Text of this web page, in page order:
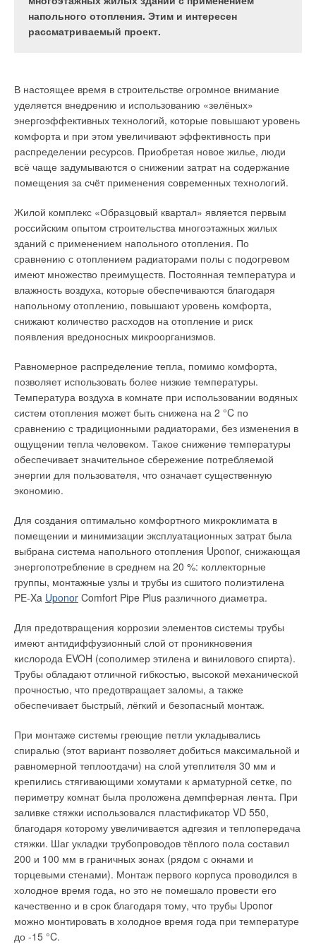
напольного отопления. Этим и интересен
рассматриваемый проект.
В настоящее время в строительстве огромное внимание
уделяется внедрению и использованию «зелёных»
энергоэффективных технологий, которые повышают уровень
комфорта и при этом увеличивают эффективность при
распределении ресурсов. Приобретая новое жилье, люди
всё чаще задумываются о снижении затрат на содержание
помещения за счёт применения современных технологий.
Жилой комплекс «Образцовый квартал» является первым
российским опытом строительства многоэтажных жилых
зданий с применением напольного отопления. По
сравнению с отоплением радиаторами полы с подогревом
имеют множество преимуществ. Постоянная температура и
влажность воздуха, которые обеспечиваются благодаря
напольному отоплению, повышают уровень комфорта,
снижают количество расходов на отопление и риск
появления вредоносных микроорганизмов.
Равномерное распределение тепла, помимо комфорта,
позволяет использовать более низкие температуры.
Температура воздуха в комнате при использовании водяных
систем отопления может быть снижена на 2 °C по
сравнению с традиционными радиаторами, без изменения в
ощущении тепла человеком. Такое снижение температуры
обеспечивает значительное сбережение потребляемой
энергии для пользователя, что означает существенную
экономию.
Для создания оптимально комфортного микроклимата в
помещении и минимизации эксплуатационных затрат была
выбрана система напольного отопления Uponor, снижающая
энергопотребление в среднем на 20 %: коллекторные
группы, монтажные узлы и трубы из сшитого полиэтилена
PE-Xa Uponor Comfort Pipe Plus различного диаметра.
Для предотвращения коррозии элементов системы трубы
имеют антидиффузионный слой от проникновения
кислорода EVOH (сополимер этилена и винилового спирта).
Трубы обладают отличной гибкостью, высокой механической
прочностью, что предотвращает заломы, а также
обеспечивает быстрый, лёгкий и безопасный монтаж.
При монтаже системы греющие петли укладывались
спиралью (этот вариант позволяет добиться максимальной и
равномерной теплоотдачи) на слой утеплителя 30 мм и
крепились стягивающими хомутами к арматурной сетке, по
периметру комнат была проложена демпферная лента. При
заливке стяжки использовался пластификатор VD 550,
благодаря которому увеличивается адгезия и теплопередача
стяжки. Шаг укладки трубопроводов тёплого пола составил
200 и 100 мм в граничных зонах (рядом с окнами и
торцевыми стенами). Монтаж первого корпуса проводился в
холодное время года, но это не помешало провести его
качественно и в срок благодаря тому, что трубы Uponor
можно монтировать в холодное время года при температуре
до -15 °C.
городе Алматы, южной столице Республики
Казахстан.
Описание проекта
Котельная, спроектированная на базе трёх паровых котлов
Viessmann Vitomax 100-HS, используется для
теплоснабжения производственной базы Группы компаний
«ЭФКО», крупнейшего российского производителя жиров
специального назначения, используемых в кондитерской,
промышленности. Компания также является ведущим
производителем майонеза, растительного масла и кетчупа в
России, выпуская эту продукцию под брендами «Слобода» и
Altero.
Цель реализации этого проекта — обеспечение
действующих и вновь вводимых производственных объектов
компании ТОО «ЭФКО Алматы» паром с требуемыми
параметрами. Паровая котельная была возведена для
поставщиков пара в связи с их нестабильной работой
(остановки на плановопредупредительные ремонты) и
риском прекращения подачи пара для производства при
пиковых нагрузках.
Паровая котельная была изготовлена на собственном
производстве ООО «Модульные котельные системы».
Поскольку она установлена в сейсмически активном регионе,
её конструкция способна выдержать землетрясение силой
выполнены с учётом сейсмических нагрузок. Все элементы
котельной расположены на пружинных опорах и подключены
через вибровставки. Быстродействующий электромагнитный
газовый клапан оснащён сейсмодатчиком.
Металлоконструкции, в том числе дымовая труба и стойка
под деаэратор, изготовлены в усиленном варианте.
Стоимость реализации проекта, включая котельную и всю
необходимую инфраструктуру (эстакаду трубопроводов,
ёмкости возврата конденсата, хранилище для аварийного
дизельного топлива) составила 86 млн рублей.
Полученный экономический эффект заключается в снижении
конкурентоспособности производимой предприятием
продукции, и исключении потерь за счёт нестабильной
работы сторонних поставщиков пара. Запуск этой котельной
способствовал увеличению мощности предприятия до 120
тыс. тонн продукции в год.
Срок реализации проекта, с момента начала
проектирования до запуска котельной, составил всего около
шести месяцев — с декабря 2015 по июнь 2016 года.
прочего, использовать отработанное тепло — как,
например, в монтажном цехе Oventrop в городе
Фото 1. Новый
монтажный цех на
производственном
участке в городе Брилоне
Фото 2. В краевых зонах
уложены
крупноформатные
изоляционные плиты EPS
Фото 3. С помощью
специальных
пластиковые трубы
отопления
зафиксированы на
стальной сетке
Фото 4. Контуры
отопления уложены с
двух сторон монтажного
цеха до середины здания